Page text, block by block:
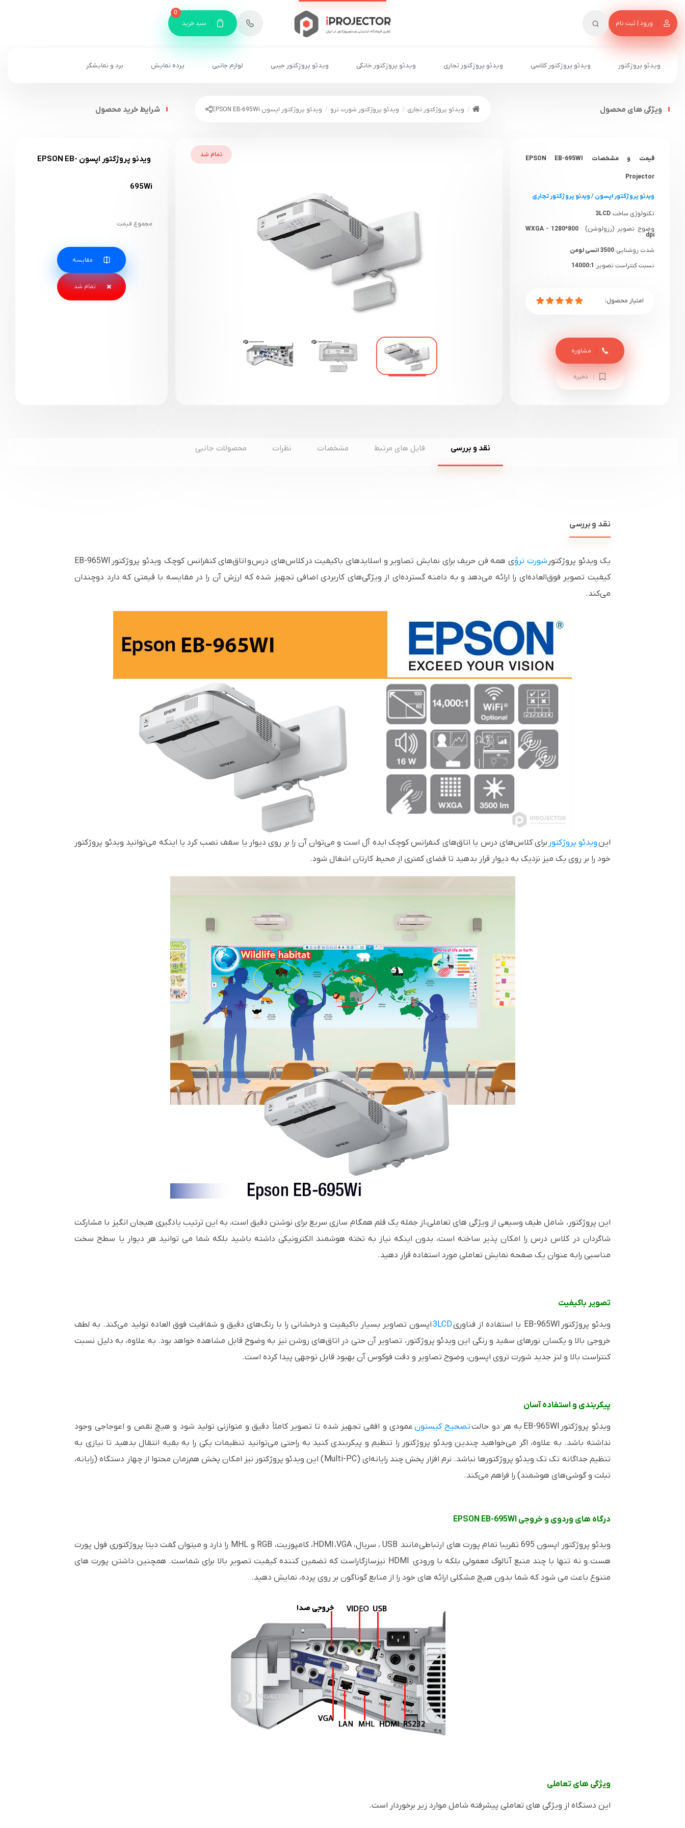
ورود | ثبت نام
8
سبد خرید
0
ویدئو پروژکتور ویدئو پروژکتور کلاسی ویدئو پروژکتور تجاری ویدئو پروژکتور خانگی ویدئو پروژکتور جیبی لوازم جانبی پرده نمایش برد و نمایشگر
ویدئو پروژکتور تجاری ویدئو پروژکتور شورت ترو ویدئو پروژکتور اپسون EPSON EB-695Wi
تمام شد
شرایط خرید محصول
ویدئو پروژکتور اپسون EPSON EB-
695Wi
مجموع قیمت
مقایسه
ویژگی های محصول
قیمت و مشخصات EPSON EB-695WI
Projector
ویدئو پروژکتور اپسون/ویدئو پروژکتور تجاری
تکنولوژی ساخت:3LCD
وضوح تصویر (رزولوشن) : WXGA - 1280*800
dpi
شدت روشنایی:3500 انسی لومن
نسبت کنتراست تصویر:
ذخیره
مشاوره
نقد و بررسی فایل های مرتبط مشخصات نظرات محصولات جانبی
نقد و بررسی
یک ویدئو پروژکتور شورت تروُی همه فن حریف برای نمایش تصاویر و اسلایدهای باکیفیت در کلاس‌های درس و اتاق‌های کنفرانس کوچک ویدئو پروژکتور EB-965WI
کیفیت تصویر فوق‌العاده‌ای را ارائه می‌دهد و به دامنه گسترده‌ای از ویژگی‌های کاربردی اضافی تجهیز شده که ارزش آن را در مقایسه با قیمتی که دارد دوچندان
می‌کند.
اینویدئو پروژکتور برای کلاس‌های درس یا اتاق‌های کنفرانس کوچک ایده آل است و می‌توان آن را بر روی دیوار یا سقف نصب کرد یا اینکه می‌توانید ویدئو پروژکتور
خود را بر روی یک میز نزدیک به دیوار قرار بدهید تا فضای کمتری از محیط کارتان اشغال شود.
این پروژکتور، شامل طیف وسیعی از ویژگی های تعاملی،از جمله یک قلم همگام سازی سریع برای نوشتن دقیق است، به این ترتیب یادگیری هیجان انگیز با مشارکت
شاگردان در کلاس درس را امکان پذیر ساخته است، بدون اینکه نیاز به تخته هوشمند الکترونیکی داشته باشید بلکه شما می توانید هر دیوار یا سطح سخت
مناسبی رابه عنوان یک صفحه نمایش تعاملی مورد استفاده قرار دهید.
تصویر باکیفیت
ویدئو پروژکتور EB-965WI با استفاده از فناوری3LCDاپسون تصاویر بسیار باکیفیت و درخشانی را با رنگ‌های دقیق و شفافیت فوق العاده تولید می‌کند. به لطف
خروجی بالا و یکسان نورهای سفید و رنگی این ویدئو پروژکتور، تصاویر آن حتی در اتاق‌های روشن نیز به وضوح قابل مشاهده خواهد بود. به علاوه، به دلیل نسبت
کنتراست بالا و لنز جدید شورت تروی اپسون، وضوح تصاویر و دقت فوکوس آن بهبود قابل توجهی پیدا کرده است.
پیکربندی و استفاده آسان
ویدئو پروژکتور EB-965WI به هر دو حالتتصحیح کیستون عمودی و افقی تجهیز شده تا تصویر کاملاً دقیق و متوازنی تولید شود و هیچ نقص و اعوجاجی وجود
نداشته باشد. به علاوه، اگر می‌خواهید چندین ویدئو پروژکتور را تنظیم و پیکربندی کنید به راحتی می‌توانید تنظیمات یکی را به بقیه انتقال بدهید تا نیازی به
تنظیم جداگانه تک تک ویدئو پروژکتورها نباشد. نرم افزار پخش چند رایانه‌ای (Multi-PC) این ویدئو پروژکتور نیز امکان پخش هم‌زمان محتوا از چهار دستگاه (رایانه،
تبلت و گوشی‌های هوشمند) را فراهم می‌کند.
درگاه های وردوی و خروجی EPSON EB-695WI
ویدئو پروژکتور اپسون 695 تقریبا تمام پورت های ارتباطی USB مانند ، سریال، VGA،HDMI، کامپوزیت، RGB و MHL را دارد و میتوان گفت دیتا پروژکتوری فول پورت
هست.و نه تنها با چند منبع آنالوگ معمولی بلکه با ورودی HDMI نیزسازگاراست که تضمین کننده کیفیت تصویر بالا برای شماست. همچنین داشتن پورت های
متنوع باعث می شود که شما بدون هیچ مشکلی ارائه های خود را از منابع گوناگون بر روی پرده، نمایش دهید.
ویژگی های تعاملی
این دستگاه از ویژگی های تعاملی پیشرفته شامل موارد زیر برخوردار است.